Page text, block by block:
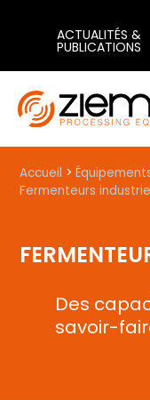
ACTUALITÉS &
PUBLICATIONS
Accueil >
Fermenteurs
Des
savoir-